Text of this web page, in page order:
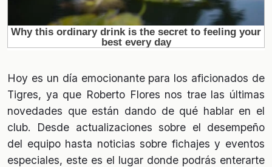
Hoy es un día emocionante para los aficionados de
Tigres, ya que Roberto Flores nos trae las últimas
novedades que están dando de qué hablar en el
club. Desde actualizaciones sobre el desempeño
del equipo hasta noticias sobre fichajes y eventos
especiales, este es el lugar donde podrás enterarte